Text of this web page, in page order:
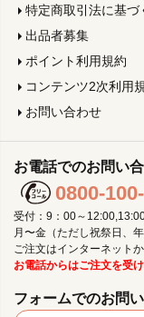
特定商取引法に基づ
出品者募集
ポイント利用規約
コンテンツ2次利用
お問い合わせ
お電話でのお問い
0800-
受付：9：00～
月〜金（ただし祝祭日、
ご注文はインターネット
お電話からはご注文を受
フォームでのお問